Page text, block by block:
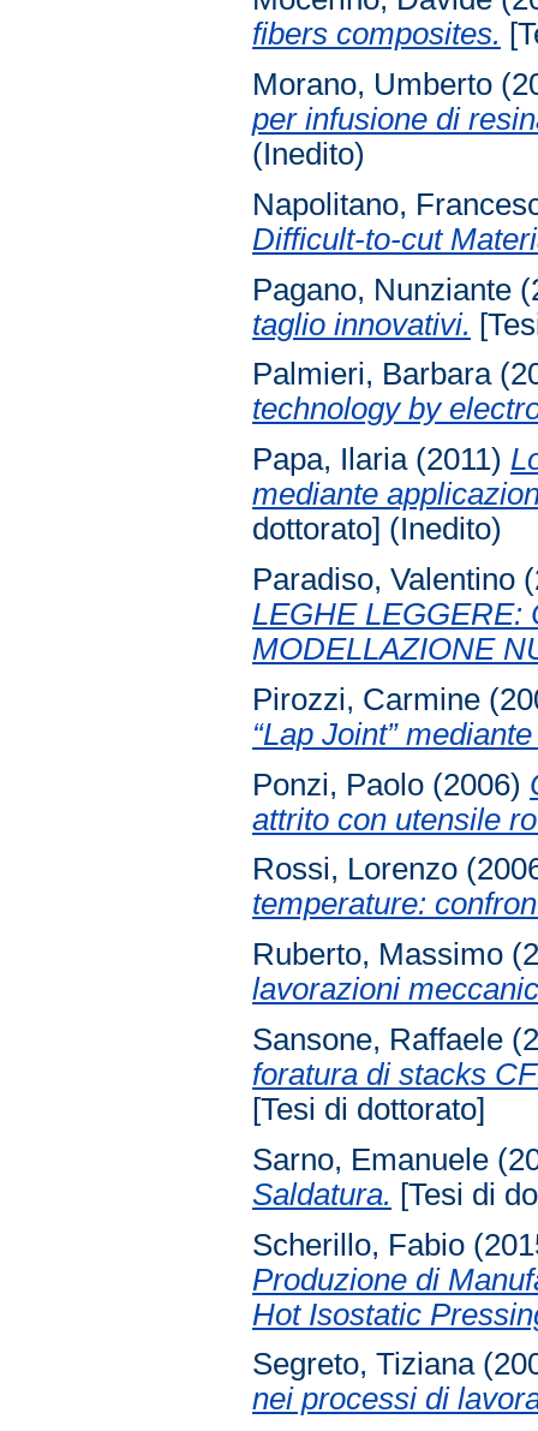
fibers composites.
Morano, Umberto
per infusione di
(Inedito)
Napolitano,
Difficult-to-cut
Pagano, Nunziante
taglio innovativi.
Palmieri, Barbara
technology by
Papa, Ilaria(2011)
mediante
dottorato] (Inedito)
Paradiso, Valentino
LEGHE LEGGERE:
MODELLAZIONE
Pirozzi, Carmine
“Lap Joint”
Ponzi, Paolo (2006)
attrito con utensile
Rossi, Lorenzo
temperature:
Ruberto, Massimo
lavorazioni
Sansone, Raffaele
foratura di stacks
[Tesi di dottorato]
Sarno, Emanuele
Saldatura. [Tesi di
Scherillo, Fabio
Produzione di
Hot Isostatic
Segreto, Tiziana
nei processi di